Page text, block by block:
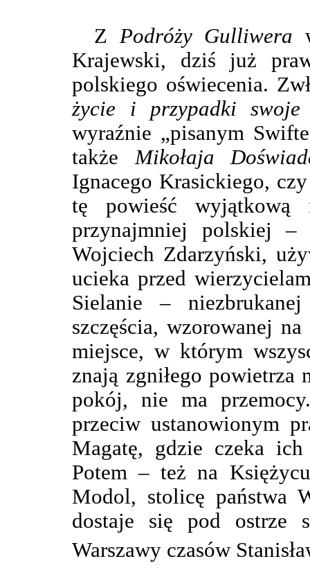
Z Podróży Gulliwera
Krajewski, dziś już
polskiego oświecenia.
życie i przypadki swoje
wyraźnie „pisanym
takżeMikołaja
Ignacego Krasickiego,
tę powieść
przynajmniej polskiej –
Wojciech Zdarzyński,
ucieka przed
Sielanie –
szczęścia, wzorowanej
miejsce, w którym
znają zgniłego
pokój, nie ma
przeciw ustanowionym
Magatę, gdzie czeka
Potem – też na
Modol, stolicę państwa
dostaje się pod ostrze
Warszawy czasów